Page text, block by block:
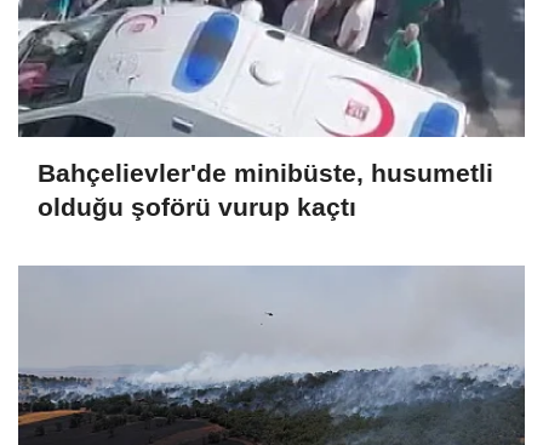
Bahçelievler'de minibüste, husumetli
olduğu şoförü vurup kaçtı